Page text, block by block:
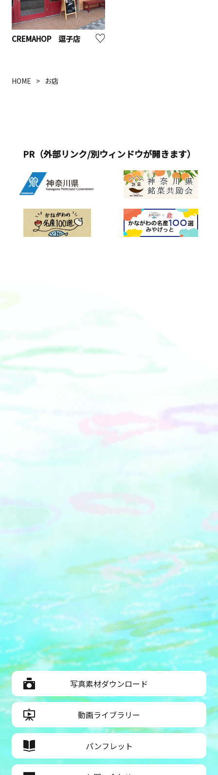
CREMAHOP 逗子店
HOME お店
PR（外部リンク/別ウィンドウが開きます）
写真素材ダウンロード
動画ライブラリー
パンフレット